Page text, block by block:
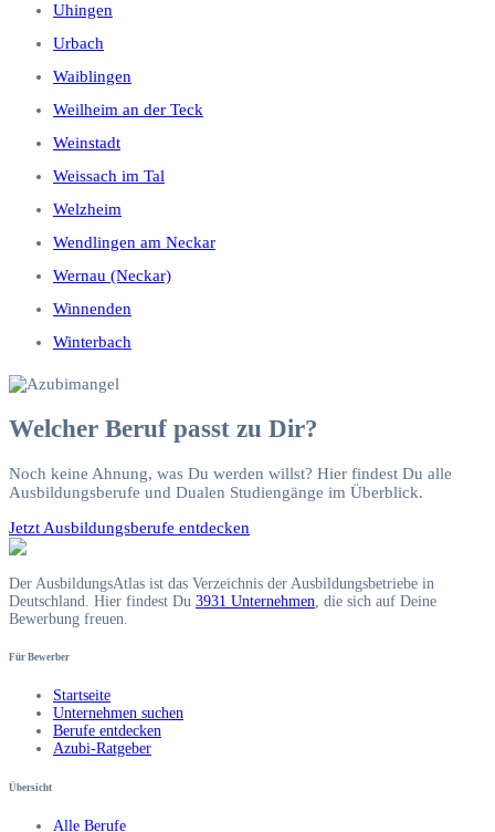
Uhingen
Urbach
Waiblingen
Weilheim an der Teck
Weinstadt
Weissach im Tal
Welzheim
Wendlingen am Neckar
Wernau (Neckar)
Winnenden
Winterbach
Welcher Beruf passt zu Dir?
Noch keine Ahnung, was Du werden willst? Hier findest Du alle
Ausbildungsberufe und Dualen Studiengänge im Überblick.
Jetzt Ausbildungsberufe entdecken
Der AusbildungsAtlas ist das Verzeichnis der Ausbildungsbetriebe in
Deutschland. Hier findest Du 3931 Unternehmen , die sich auf Deine
Bewerbung freuen.
Für Bewerber
Startseite
Unternehmen suchen
Berufe entdecken
Azubi-Ratgeber
Übersicht
Alle Berufe